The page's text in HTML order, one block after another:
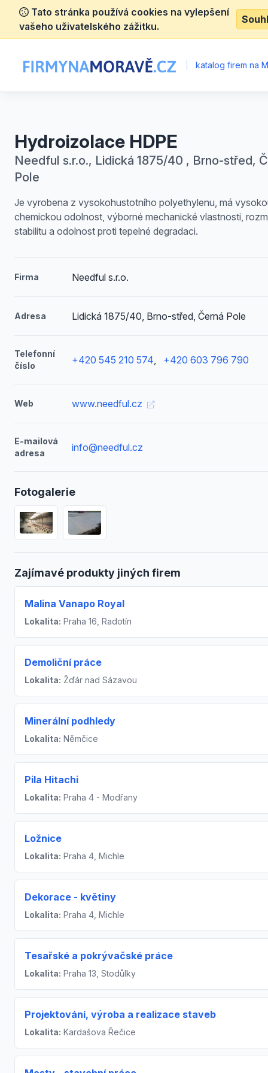
Tato stránka používá cookies na vylepšení
vašeho uživatelského zážitku.
katalog firem na
Hydroizolace HDPE
Needful s.r.o., Lidická 1875/40 , Brno-střed,
Pole
Je vyrobena z vysokohustotního polyethylenu, má
chemickou odolnost, výborné mechanické vlastnosti,
stabilitu a odolnost proti tepelné degradaci.
Firma Needful s.r.o.
Adresa Lidická 1875/40, Brno-střed, Černá Pole
Telefonní
číslo
+420 545 210 574, +420 603 796 790
Web www.needful.cz
E-mailová
adresa
info@needful.cz
Fotogalerie
Zajímavé produkty jiných firem
Malina Vanapo Royal
Lokalita: Praha 16, Radotín
Demoliční práce
Lokalita: Žďár nad Sázavou
Minerální podhledy
Lokalita: Němčice
Pila Hitachi
Lokalita: Praha 4 - Modřany
Ložnice
Lokalita: Praha 4, Michle
Dekorace - květiny
Lokalita: Praha 4, Michle
Tesařské a pokrývačské práce
Lokalita: Praha 13, Stodůlky
Projektování, výroba a realizace staveb
Lokalita: Kardašova Řečice